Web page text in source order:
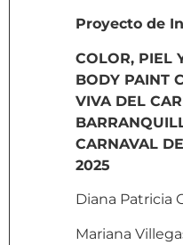
Proyecto de
COLOR, PIEL
BODY PAINT
VIVA DEL
CARNAVAL
2025
Diana Patricia
Mariana